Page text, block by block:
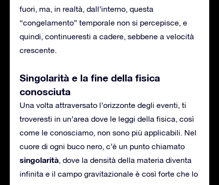
fuori, ma, in realtà, dall’interno, questa
“congelamento” temporale non si percepisce, e
quindi, continueresti a cadere, sebbene a velocità
crescente.
Singolarità e la fine della fisica
conosciuta
Una volta attraversato l’orizzonte degli eventi, ti
troveresti in un’area dove le leggi della fisica, così
come le conosciamo, non sono più applicabili. Nel
cuore di ogni buco nero, c’è un punto chiamato
singolarità, dove la densità della materia diventa
infinita e il campo gravitazionale è così forte che lo